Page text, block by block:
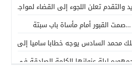
والتقدم تعلن اللجوء إلى القضاء لمواجهة
القبور أمام مأساة باب سبتة
محمد السادس يوجه خطابا ساميا إلى
ليلة عنوانها الكلمة الصادقة في